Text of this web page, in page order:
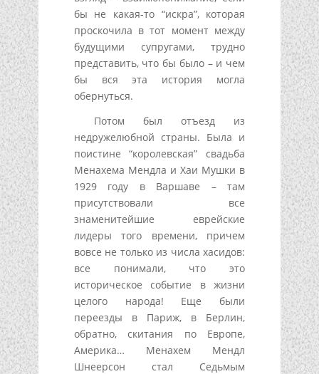
бы не какая-то “искра”, которая
проскочила в тот момент между
будущими супругами, трудно
представить, что бы было – и чем
бы вся эта история могла
обернуться.
Потом был отъезд из
недружелюбной страны. Была и
поистине “королевская” свадьба
Менахема Мендла и Хаи Мушки в
1929 году в Варшаве – там
присутствовали все
знаменитейшие еврейские
лидеры того времени, причем
вовсе не только из числа хасидов:
все понимали, что это
историческое событие в жизни
целого народа! Еще были
переезды в Париж, в Берлин,
обратно, скитания по Европе,
Америка… Менахем Мендл
Шнеерсон стал Седьмым